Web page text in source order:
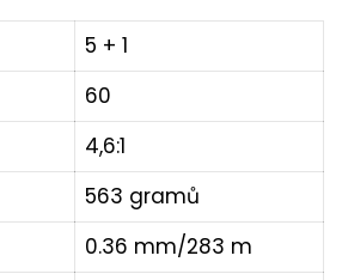
5 + 1
60
4,6:1
563 gramů
0.36 mm/283 m